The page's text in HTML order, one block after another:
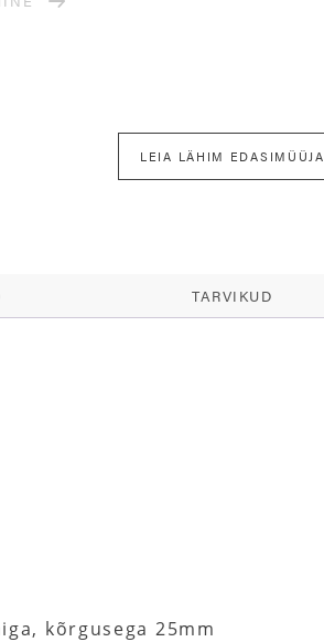
LEIA LÄHIM EDASIMÜÜJA
TARVIKUD
kõrgusega 25mm